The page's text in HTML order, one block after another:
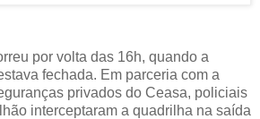
por volta das 16h, quando a
fechada. Em parceria com a
privados do Ceasa, policiais
interceptaram a quadrilha na saída